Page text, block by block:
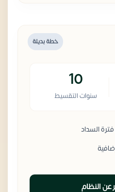
خطة بديلة
10
سنوات التقسيط
السداد
عن النظام